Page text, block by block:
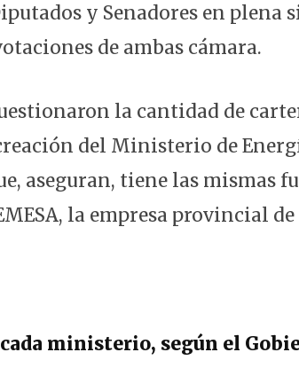
y Senadores en plena
de ambas cámara.
la cantidad de
del Ministerio de
aseguran, tiene las mismas
la empresa provincial
ministerio, según el